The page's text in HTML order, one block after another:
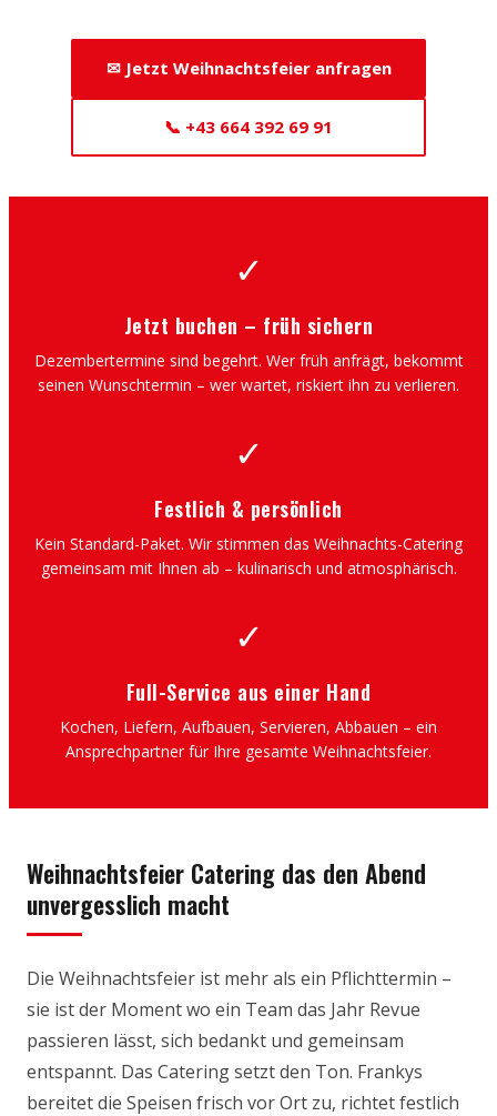
✉ Jetzt Weihnachtsfeier anfragen
📞 +43 664 392 69 91
✓
Jetzt buchen – früh sichern
Dezembertermine sind begehrt. Wer früh anfrägt, bekommt
seinen Wunschtermin – wer wartet, riskiert ihn zu verlieren.
✓
Festlich & persönlich
Kein Standard-Paket. Wir stimmen das Weihnachts-Catering
gemeinsam mit Ihnen ab – kulinarisch und atmosphärisch.
✓
Full-Service aus einer Hand
Kochen, Liefern, Aufbauen, Servieren, Abbauen – ein
Ansprechpartner für Ihre gesamte Weihnachtsfeier.
Weihnachtsfeier Catering das den Abend
unvergesslich macht
Die Weihnachtsfeier ist mehr als ein Pflichttermin –
sie ist der Moment wo ein Team das Jahr Revue
passieren lässt, sich bedankt und gemeinsam
entspannt. Das Catering setzt den Ton. Frankys
bereitet die Speisen frisch vor Ort zu, richtet festlich